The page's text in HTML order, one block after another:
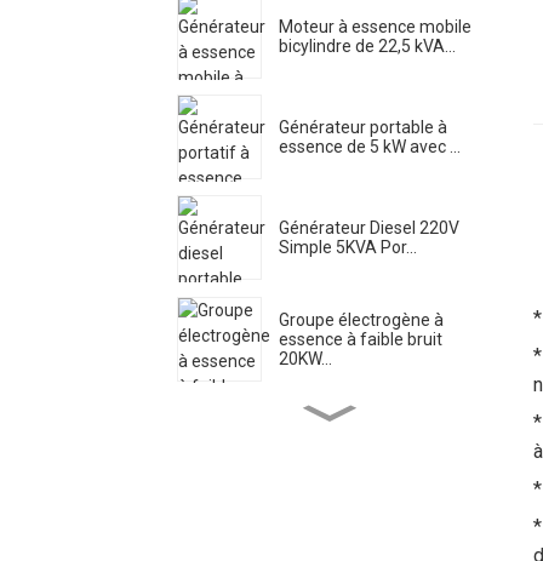
Moteur à essence mobile
bicylindre de 22,5 kVA...
Générateur portable à
essence de 5 kW avec ...
Générateur Diesel 220V
Simple 5KVA Por...
Groupe électrogène à
essence à faible bruit
20KW...